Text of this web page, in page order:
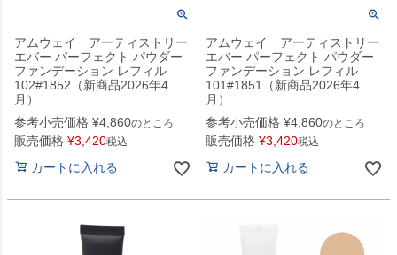
アムウェイ アーティストリー
エバー パーフェクト パウダー
ファンデーション レフィル
102#1852（新商品2026年4
月）
参考小売価格 ¥4,860のところ
販売価格 ¥3,420税込
カートに入れる
アムウェイ アーティストリー
エバー パーフェクト パウダー
ファンデーション レフィル
101#1851（新商品2026年4
月）
参考小売価格 ¥4,860のところ
販売価格 ¥3,420税込
カートに入れる